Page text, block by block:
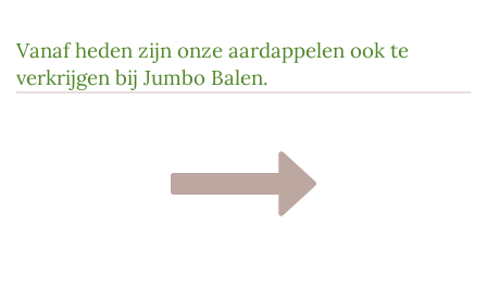
Vanaf heden zijn onze aardappelen ook te
verkrijgen bij Jumbo Balen.